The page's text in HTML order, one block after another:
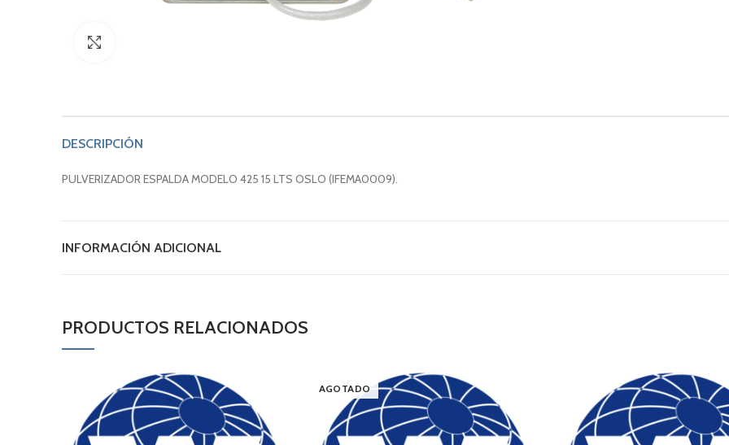
DESCRIPCIÓN
PULVERIZADOR ESPALDA MODELO 425 15 LTS OSLO (IFEMA0009).
INFORMACIÓN ADICIONAL
PRODUCTOS RELACIONADOS
AGOTADO